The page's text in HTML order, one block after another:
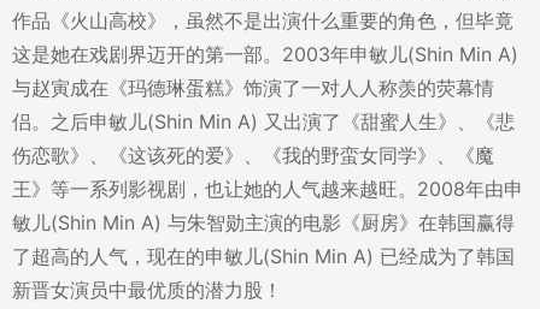
作品《火山高校》，虽然不是出演什么重要的角色，但毕竟
这是她在戏剧界迈开的第一部。2003年申敏儿(Shin Min A)
与赵寅成在《玛德琳蛋糕》饰演了一对人人称羡的荧幕情
侣。之后申敏儿(Shin Min A) 又出演了《甜蜜人生》、《悲
伤恋歌》、《这该死的爱》、《我的野蛮女同学》、《魔
王》等一系列影视剧，也让她的人气越来越旺。2008年由申
敏儿(Shin Min A) 与朱智勋主演的电影《厨房》在韩国赢得
了超高的人气，现在的申敏儿(Shin Min A) 已经成为了韩国
新晋女演员中最优质的潜力股！